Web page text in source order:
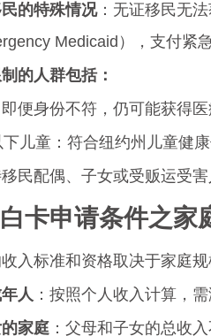
的特殊情况：无证移民无
Medicaid），支付紧
的人群包括：
便身份不符，仍可能获得医
儿童：符合纽约州儿童健
民配偶、子女或受贩运受
卡申请条件之家
入标准和资格取决于家庭
人 ：按照个人收入计算，需
家庭 ：父母和子女的总收